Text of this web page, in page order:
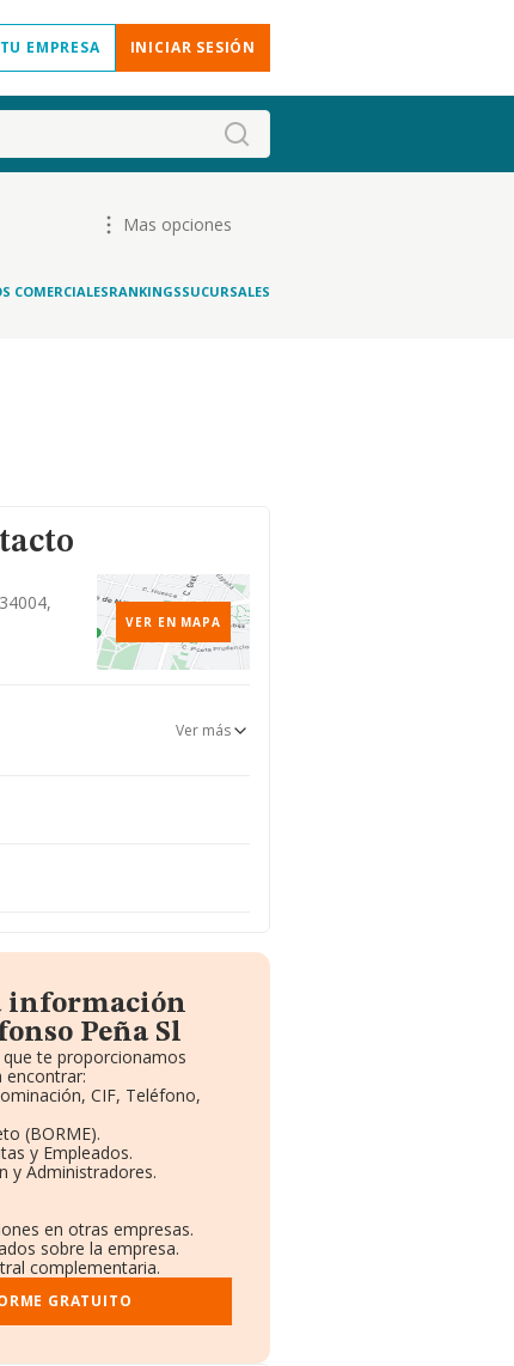
EMPRESA INICIAR SESIÓN
Mas opciones
COMERCIALESRANKINGSSUCURSALES
VER EN MAPA
Ver más
información
Peña Sl
te proporcionamos
encontrar:
CIF, Teléfono,
(BORME).
y Empleados.
y Administradores.
en otras empresas.
sobre la empresa.
complementaria.
GRATUITO